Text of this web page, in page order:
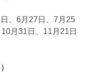
、6月27日、7月25
月31日、11月21日